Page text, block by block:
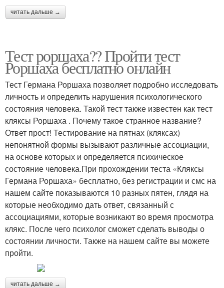
читать дальше →
Тест роршаха?? Пройти тест
Роршаха бесплатно онлайн
Тест Германа Роршаха позволяет подробно исследовать
личность и определить нарушения психологического
состояния человека. Такой тест также известен как тест
кляксы Роршаха . Почему такое странное название?
Ответ прост! Тестирование на пятнах (кляксах)
непонятной формы вызывают различные ассоциации,
на основе которых и определяется психическое
состояние человека.При прохождении теста «Кляксы
Германа Роршаха» бесплатно, без регистрации и смс на
нашем сайте показываются 10 разных пятен, глядя на
которые необходимо дать ответ, связанный с
ассоциациями, которые возникают во время просмотра
клякс. После чего психолог сможет сделать выводы о
состоянии личности. Также на нашем сайте вы можете
пройти.
читать дальше →